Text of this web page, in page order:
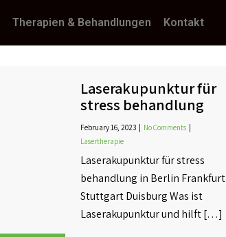
Therapien & Behandlungen Kontakt
Laserakupunktur für
stress behandlung
February 16, 2023 No Comments
Lasertherapie
Laserakupunktur für stress
behandlung in Berlin Frankfurt
Stuttgart Duisburg Was ist
Laserakupunktur und hilft […]